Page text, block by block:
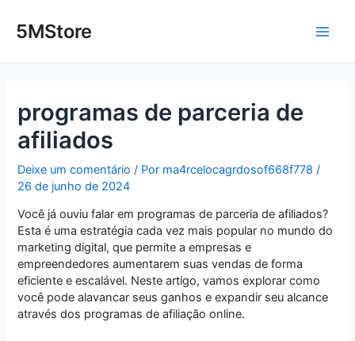
para5MStore
programas de parceria de
afiliados
Deixe um comentário / Por ma4rcelocagrdosof668f778/
26 de junho de 2024
Você já ouviu falar em programas de parceria de afiliados?
Esta é uma estratégia cada vez mais popular no mundo do
marketing digital, que permite a empresas e
empreendedores aumentarem suas vendas de forma
eficiente e escalável. Neste artigo, vamos explorar como
você pode alavancar seus ganhos e expandir seu alcance
através dos programas de afiliação online.
navigation